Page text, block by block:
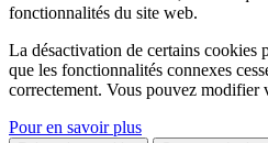
fonctionnalités du site web.
La désactivation de certains cookies
que les fonctionnalités connexes
correctement. Vous pouvez modifier
Pour en savoir plus